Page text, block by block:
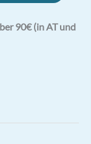
90€ (in AT und